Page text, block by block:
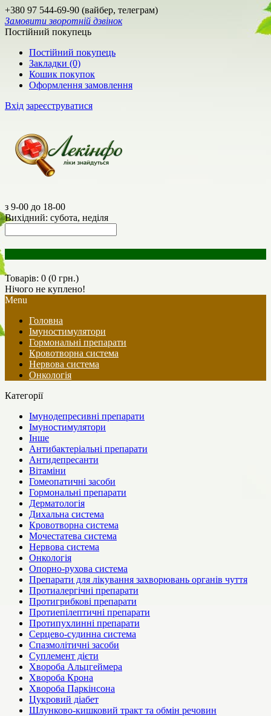
+380 97 544-69-90 (вайбер, телеграм)
Замовити зворотній дзвінок
Постійний покупець
Постійний покупець
Закладки (0)
Кошик покупок
Оформлення замовлення
Вхід зареєструватися
з 9-00 до 18-00
Вихідний: субота, неділя
Товарів: 0 (0 грн.)
Нічого не куплено!
Menu
Головна
Імуностимулятори
Гормональні препарати
Кровотворна система
Нервова система
Онкологія
Категорії
Імунодепресивні препарати
Імуностимулятори
Інше
Антибактеріальні препарати
Антидепресанти
Вітаміни
Гомеопатичні засоби
Гормональні препарати
Дерматологія
Дихальна система
Кровотворна система
Мочестатева система
Нервова система
Онкологія
Опорно-рухова система
Препарати для лікування захворювань органів чуття
Протиалергічні препарати
Протигрибкові препарати
Протиепілептичні препарати
Протипухлинні препарати
Серцево-судинна система
Спазмолітичні засоби
Суплемент дієти
Хвороба Альцгеймера
Хвороба Крона
Хвороба Паркінсона
Цукровий діабет
Шлунково-кишковий тракт та обмін речовин